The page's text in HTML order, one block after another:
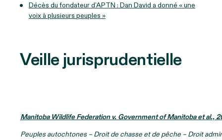
Décès du fondateur d’APTN : Dan David a donné « une
voix à plusieurs peuples »
Veille jurisprudentielle
Manitoba Wildlife Federation v. Government of Manitoba et al.,
Peuples autochtones – Droit de chasse et de pêche – Droit